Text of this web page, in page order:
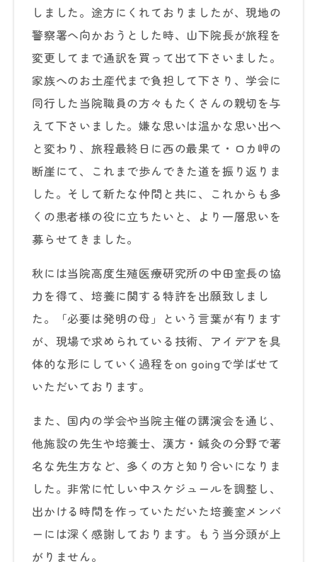
しました。途方にくれておりましたが、現地の
警察署へ向かおうとした時、山下院長が旅程を
変更してまで通訳を買って出て下さいました。
家族へのお土産代まで負担して下さり、学会に
同行した当院職員の方々もたくさんの親切を与
えて下さいました。嫌な思いは温かな思い出へ
と変わり、旅程最終日に西の最果て・ロカ岬の
断崖にて、これまで歩んできた道を振り返りま
した。そして新たな仲間と共に、これからも多
くの患者様の役に立ちたいと、より一層思いを
募らせてきました。
秋には当院高度生殖医療研究所の中田室長の協
力を得て、培養に関する特許を出願致しまし
た。「必要は発明の母」という言葉が有ります
が、現場で求められている技術、アイデアを具
体的な形にしていく過程をon goingで学ばせて
いただいております。
また、国内の学会や当院主催の講演会を通じ、
他施設の先生や培養士、漢方・鍼灸の分野で著
名な先生方など、多くの方と知り合いになりま
した。非常に忙しい中スケジュールを調整し、
出かける時間を作っていただいた培養室メンバ
ーには深く感謝しております。もう当分頭が上
がりません。